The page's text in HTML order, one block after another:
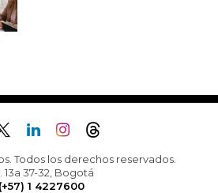
Todos los derechos reservados.
13a 37-32, Bogotá
(+57) 1 4227600